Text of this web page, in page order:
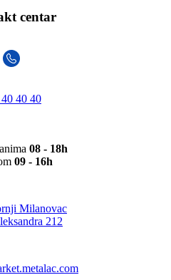
centar
40 40
08 - 18h
09 - 16h
Milanovac
212